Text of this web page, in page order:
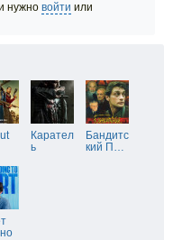
нужно войти или
Карател
ь
Бандитс
кий П …